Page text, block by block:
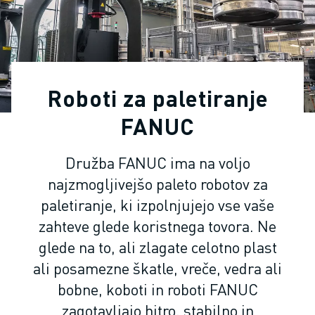
INDUSTRIJSKI ROBOTI
SODELUJOČI ROBOTI
NABOR ROBOTOV
KRMILNIKI ROBOTOV
DODATKI ZA ROBOTE
PROGRAMSKA OPREMA ROBOTOV
PROGRAMSKA OPREMA ZA SIMULACIJO
IZDELKI ZA IZOBRAŽEVALNO ROBOTIKO
AVTOMATIZACIJA ROBOTOV
ROBOTI ZA OBLOČNO VARJENJE
ČLENKASTI ROBOTI
SERIJA ARC MATE
SERIJA M-900
ROBOTI DELTA
ROBOTI ZA HRANO IN ČISTE PROSTORE
ROBOTI ZA BARVANJE
ROBOTI ZA PALETIRANJE
Roboti za paletiranje
FANUC
Družba FANUC ima na voljo
najzmogljivejšo paleto robotov za
paletiranje, ki izpolnjujejo vse vaše
zahteve glede koristnega tovora. Ne
glede na to, ali zlagate celotno plast
ali posamezne škatle, vreče, vedra ali
bobne, koboti in roboti FANUC
zagotavljajo hitro, stabilno in